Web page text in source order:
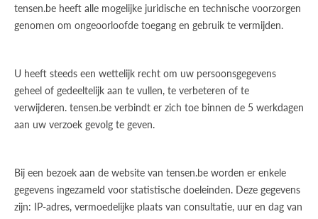
tensen.be heeft alle mogelijke juridische en technische voorzorgen
genomen om ongeoorloofde toegang en gebruik te vermijden.
U heeft steeds een wettelijk recht om uw persoonsgegevens
geheel of gedeeltelijk aan te vullen, te verbeteren of te
verwijderen. tensen.be verbindt er zich toe binnen de 5 werkdagen
aan uw verzoek gevolg te geven.
Bij een bezoek aan de website van tensen.be worden er enkele
gegevens ingezameld voor statistische doeleinden. Deze gegevens
zijn: IP-adres, vermoedelijke plaats van consultatie, uur en dag van